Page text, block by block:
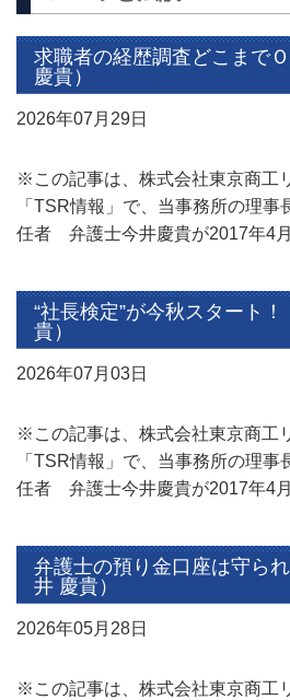
求職者の経歴調査どこまで
慶貴）
2026年07月29日
※この記事は、株式会社東京商工
「TSR情報」で、当事務所の理
任者 弁護士今井慶貴が2017年4月
“社長検定”が今秋スタート
貴）
2026年07月03日
※この記事は、株式会社東京商工
「TSR情報」で、当事務所の理
任者 弁護士今井慶貴が2017年4月
弁護士の預り金口座は守ら
井 慶貴）
2026年05月28日
※この記事は、株式会社東京商工